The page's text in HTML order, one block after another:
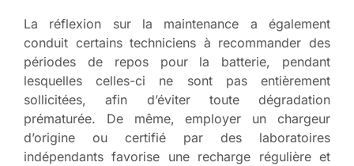
La réflexion sur la maintenance a également
conduit certains techniciens à recommander des
périodes de repos pour la batterie, pendant
lesquelles celles-ci ne sont pas entièrement
sollicitées, afin d’éviter toute dégradation
prématurée. De même, employer un chargeur
d’origine ou certifié par des laboratoires
indépendants favorise une recharge régulière et